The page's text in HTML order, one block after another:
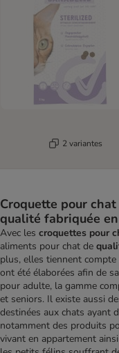
2 variantes
Croquette pour
qualité fabriquée
Avec les croquettes pour
aliments pour chat de
plus, elles tiennent compte
ont été élaborées afin de
pour adulte, la gamme
et seniors. Il existe aussi
destinées aux chats ayant
notamment des produits
vivant en appartement